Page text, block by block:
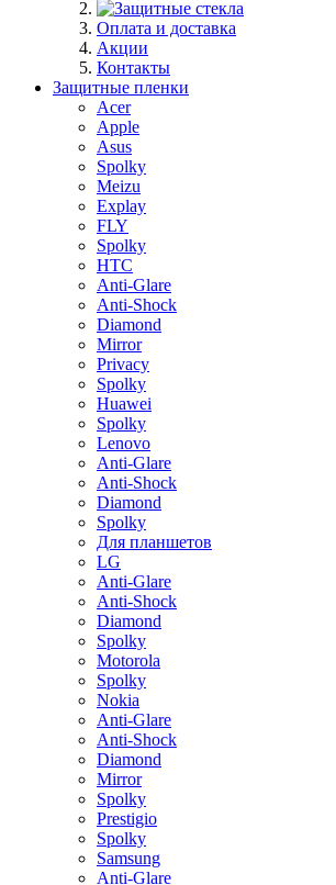
Оплата и доставка
Акции
Контакты
Защитные пленки
Acer
Apple
Asus
Spolky
Meizu
Explay
FLY
Spolky
HTC
Anti-Glare
Anti-Shock
Diamond
Mirror
Privacy
Spolky
Huawei
Spolky
Lenovo
Anti-Glare
Anti-Shock
Diamond
Spolky
Для планшетов
LG
Anti-Glare
Anti-Shock
Diamond
Spolky
Motorola
Spolky
Nokia
Anti-Glare
Anti-Shock
Diamond
Mirror
Spolky
Prestigio
Spolky
Samsung
Anti-Glare